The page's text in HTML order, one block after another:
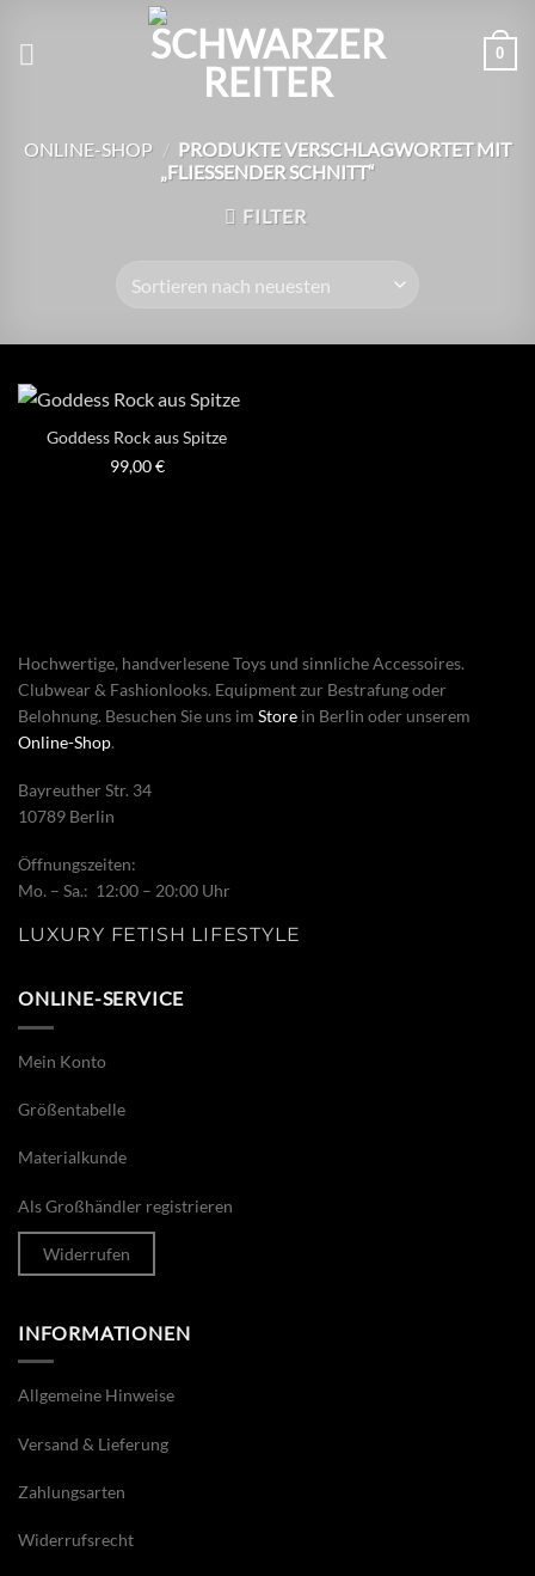
Inhalt
0
ONLINE-SHOP / PRODUKTE VERSCHLAGWORTET MIT
„FLIESSENDER SCHNITT“
FILTER
Goddess Rock aus Spitze
99,00€
Hochwertige, handverlesene Toys und sinnliche Accessoires.
Clubwear & Fashionlooks. Equipment zur Bestrafung oder
Belohnung. Besuchen Sie uns im Store in Berlin oder unserem
Online-Shop.
Bayreuther Str. 34
10789 Berlin
Öffnungszeiten:
Mo. – Sa.: 12:00 – 20:00 Uhr
LUXURY FETISH LIFESTYLE
ONLINE-SERVICE
Mein Konto
Größentabelle
Materialkunde
Als Großhändler registrieren
Widerrufen
INFORMATIONEN
Allgemeine Hinweise
Versand & Lieferung
Zahlungsarten
Widerrufsrecht